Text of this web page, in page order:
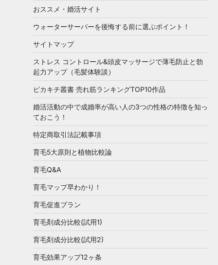
おススメ・婚活サイト
ウォーターサーバーを後悔する前に選ぶポイント！
サイトマップ
ストレス コントロール&頭皮マッサージで薄毛防止と勃
起力アップ（毛髪体験談）
ピカキチ叢書 売れ筋ランキングTOP10作品
婚活活動の中で成婚率が高い人の3つの性格の特徴を知っ
ておこう！
特定商取引法記載事項
育毛5大原則と植物比較論
育毛Q&A
育毛マップ早わかり！
育毛促進プラン
育毛剤成分比較(試用1)
育毛剤成分比較(試用2)
育毛効果アップ12ヶ条